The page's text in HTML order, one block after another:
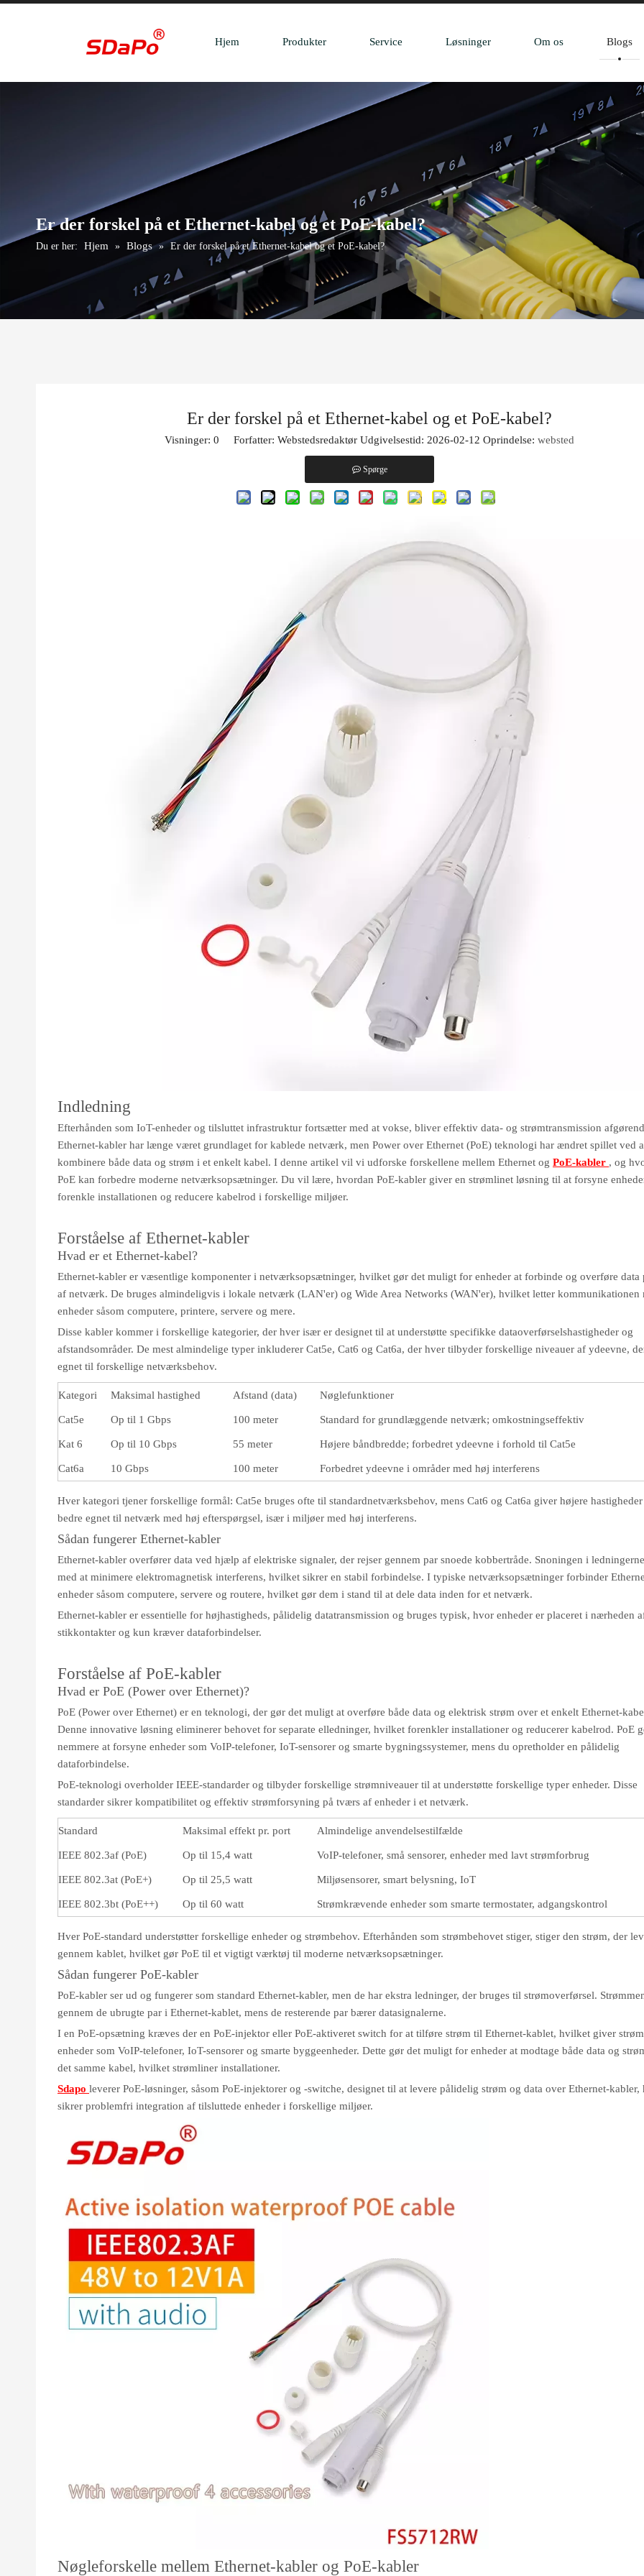
Hjem Produkter Service Løsninger Om os Blogs
Er der forskel på et Ethernet-kabel og et PoE-kabel?
Du er her: Hjem » Blogs » Er der forskel på et Ethernet-kabel og et PoE-kabel?
Er der forskel på et Ethernet-kabel og et PoE-kabel?
Visninger: 0 Forfatter: Webstedsredaktør Udgivelsestid: 2026-02-12 Oprindelse: websted
Spørge
Indledning
Efterhånden som IoT-enheder og tilsluttet infrastruktur fortsætter med at vokse, bliver effektiv data- og strømtransmission
Ethernet-kabler har længe været grundlaget for kablede netværk, men Power over Ethernet (PoE) teknologi har ændret spillet ved
kombinere både data og strøm i et enkelt kabel. I denne artikel vil vi udforske forskellene mellem Ethernet og PoE-kabler , og
PoE kan forbedre moderne netværksopsætninger. Du vil lære, hvordan PoE-kabler giver en strømlinet løsning til at forsyne
forenkle installationen og reducere kabelrod i forskellige miljøer.
Forståelse af Ethernet-kabler
Hvad er et Ethernet-kabel?
Ethernet-kabler er væsentlige komponenter i netværksopsætninger, hvilket gør det muligt for enheder at forbinde og overføre data
af netværk. De bruges almindeligvis i lokale netværk (LAN'er) og Wide Area Networks (WAN'er), hvilket letter kommunikationen
enheder såsom computere, printere, servere og mere.
Disse kabler kommer i forskellige kategorier, der hver især er designet til at understøtte specifikke dataoverførselshastigheder og
afstandsområder. De mest almindelige typer inkluderer Cat5e, Cat6 og Cat6a, der hver tilbyder forskellige niveauer af ydeevne,
egnet til forskellige netværksbehov.
Kategori Maksimal hastighed Afstand (data) Nøglefunktioner
Cat5e Op til 1 Gbps 100 meter Standard for grundlæggende netværk; omkostningseffektiv
Kat 6 Op til 10 Gbps 55 meter Højere båndbredde; forbedret ydeevne i forhold til Cat5e
Cat6a 10 Gbps 100 meter Forbedret ydeevne i områder med høj interferens
Hver kategori tjener forskellige formål: Cat5e bruges ofte til standardnetværksbehov, mens Cat6 og Cat6a giver højere
bedre egnet til netværk med høj efterspørgsel, især i miljøer med høj interferens.
Sådan fungerer Ethernet-kabler
Ethernet-kabler overfører data ved hjælp af elektriske signaler, der rejser gennem par snoede kobbertråde. Snoningen i
med at minimere elektromagnetisk interferens, hvilket sikrer en stabil forbindelse. I typiske netværksopsætninger forbinder
enheder såsom computere, servere og routere, hvilket gør dem i stand til at dele data inden for et netværk.
Ethernet-kabler er essentielle for højhastigheds, pålidelig datatransmission og bruges typisk, hvor enheder er placeret i nærheden
stikkontakter og kun kræver dataforbindelser.
Forståelse af PoE-kabler
Hvad er PoE (Power over Ethernet)?
PoE (Power over Ethernet) er en teknologi, der gør det muligt at overføre både data og elektrisk strøm over et enkelt Ethernet-
Denne innovative løsning eliminerer behovet for separate elledninger, hvilket forenkler installationer og reducerer kabelrod. PoE
nemmere at forsyne enheder som VoIP-telefoner, IoT-sensorer og smarte bygningssystemer, mens du opretholder en pålidelig
dataforbindelse.
PoE-teknologi overholder IEEE-standarder og tilbyder forskellige strømniveauer til at understøtte forskellige typer enheder. Disse
standarder sikrer kompatibilitet og effektiv strømforsyning på tværs af enheder i et netværk.
Standard Maksimal effekt pr. port Almindelige anvendelsestilfælde
IEEE 802.3af (PoE) Op til 15,4 watt VoIP-telefoner, små sensorer, enheder med lavt strømforbrug
IEEE 802.3at (PoE+) Op til 25,5 watt Miljøsensorer, smart belysning, IoT
IEEE 802.3bt (PoE++) Op til 60 watt Strømkrævende enheder som smarte termostater, adgangskontrol
Hver PoE-standard understøtter forskellige enheder og strømbehov. Efterhånden som strømbehovet stiger, stiger den strøm, der
gennem kablet, hvilket gør PoE til et vigtigt værktøj til moderne netværksopsætninger.
Sådan fungerer PoE-kabler
PoE-kabler ser ud og fungerer som standard Ethernet-kabler, men de har ekstra ledninger, der bruges til strømoverførsel.
gennem de ubrugte par i Ethernet-kablet, mens de resterende par bærer datasignalerne.
I en PoE-opsætning kræves der en PoE-injektor eller PoE-aktiveret switch for at tilføre strøm til Ethernet-kablet, hvilket giver
enheder som VoIP-telefoner, IoT-sensorer og smarte byggeenheder. Dette gør det muligt for enheder at modtage både data og
det samme kabel, hvilket strømliner installationer.
Sdapo leverer PoE-løsninger, såsom PoE-injektorer og -switche, designet til at levere pålidelig strøm og data over Ethernet-
sikrer problemfri integration af tilsluttede enheder i forskellige miljøer.
Nøgleforskelle mellem Ethernet-kabler og PoE-kabler